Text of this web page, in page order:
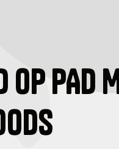
OP PAD